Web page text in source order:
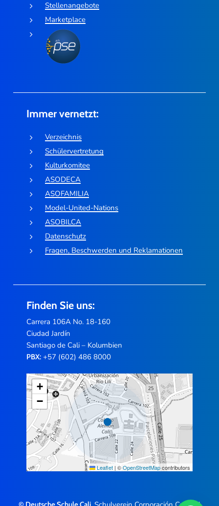
Stellenangebote
Marketplace
Immer vernetzt:
Verzeichnis
Schülervertretung
Kulturkomitee
ASODECA
ASOFAMILIA
Model-United-Nations
ASOBILCA
Datenschutz
Fragen, Beschwerden und Reklamationen
Finden Sie uns:
Carrera 106A No. 18-160
Ciudad Jardín
Santiago de Cali – Kolumbien
PBX:+57 (602) 486 8000
+
−
Leaflet | ©OpenStreetMapcontributors